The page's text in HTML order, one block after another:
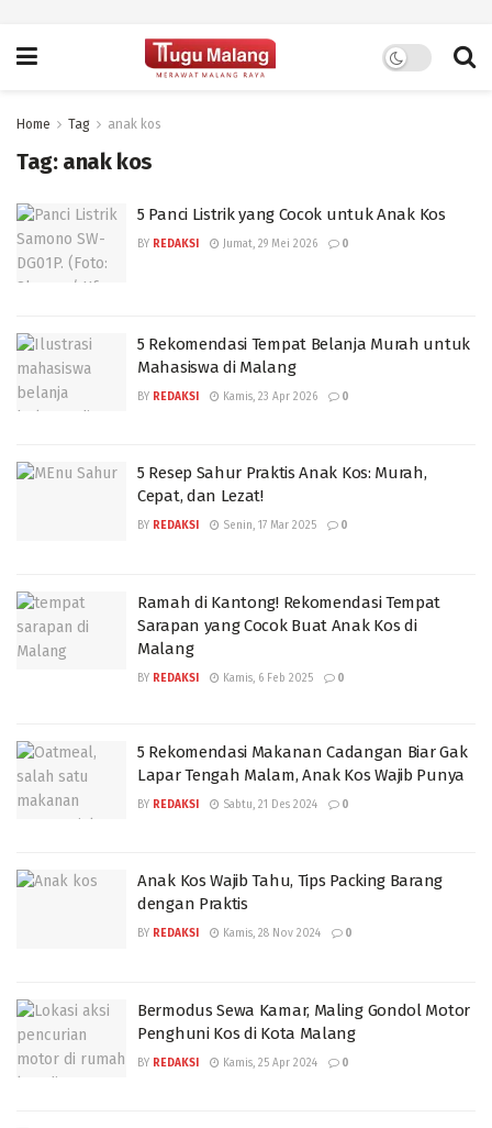
Home Tag anak kos
Tag: anak kos
5 Panci Listrik yang Cocok untuk Anak Kos
BY REDAKSI Jumat, 29 Mei 2026 0
5 Rekomendasi Tempat Belanja Murah untuk
Mahasiswa di Malang
BY REDAKSI Kamis, 23 Apr 2026 0
5 Resep Sahur Praktis Anak Kos: Murah,
Cepat, dan Lezat!
BY REDAKSI Senin, 17 Mar 2025 0
Ramah di Kantong! Rekomendasi Tempat
Sarapan yang Cocok Buat Anak Kos di
Malang
BY REDAKSI Kamis, 6 Feb 2025 0
5 Rekomendasi Makanan Cadangan Biar Gak
Lapar Tengah Malam, Anak Kos Wajib Punya
BY REDAKSI Sabtu, 21 Des 2024 0
Anak Kos Wajib Tahu, Tips Packing Barang
dengan Praktis
BY REDAKSI Kamis, 28 Nov 2024 0
Bermodus Sewa Kamar, Maling Gondol Motor
Penghuni Kos di Kota Malang
BY REDAKSI Kamis, 25 Apr 2024 0